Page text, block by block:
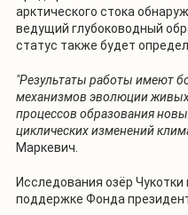
арктического стока
ведущий глубоководный
статус также будет
"Результаты работы имеют
механизмов эволюции живых
процессов образования
циклических изменений
Маркевич.
Исследования озёр
поддержке Фонда